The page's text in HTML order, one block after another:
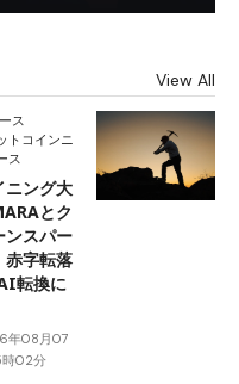
View All
ス
トコインニ
ス
ニング大
とク
ンスパー
赤字転落
転換に
年08月07
時02分